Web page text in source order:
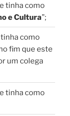
tinha como
e Cultura”;
como
fim que este
um colega
tinha como